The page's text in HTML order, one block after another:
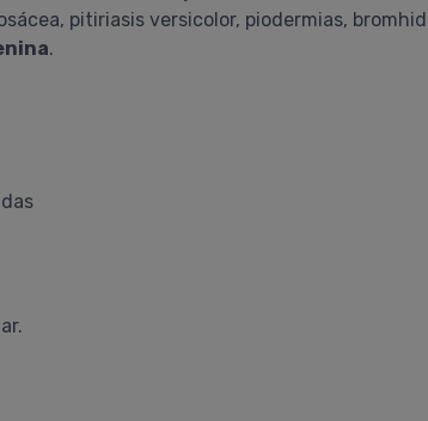
pitiriasis versicolor, piodermias,
.